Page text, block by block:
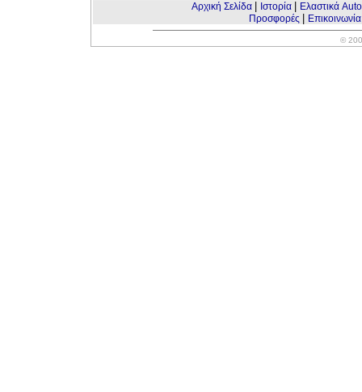
Αρχική Σελίδα Ιστορία
Ελαστικά
Προσφορές
©